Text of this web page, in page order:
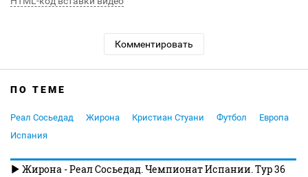
Комментировать
ПО ТЕМЕ
Реал Сосьедад Жирона Кристиан Стуани Футбол
Европа
Испания
Жирона - Реал Сосьедад. Чемпионат Испании. Тур 36